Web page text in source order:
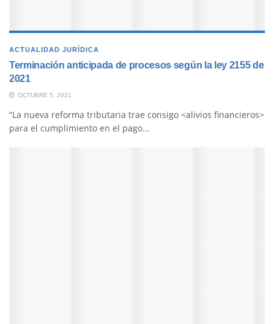
ACTUALIDAD JURÍDICA
Terminación anticipada de procesos según la ley 2155 de
2021
OCTUBRE 5, 2021
“La nueva reforma tributaria trae consigo <alivios financieros>
para el cumplimiento en el pago...